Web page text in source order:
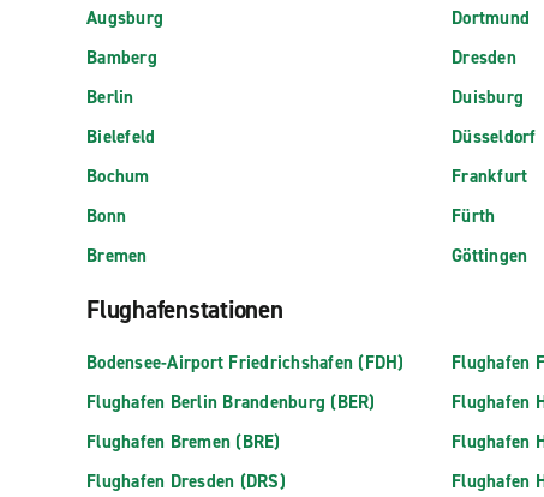
Augsburg
Bamberg
Berlin
Bielefeld
Bochum
Bonn
Bremen
Dortmund
Dresden
Duisburg
Düsseldorf
Frankfurt
Fürth
Göttingen
Flughafenstationen
Bodensee-Airport Friedrichshafen (FDH)
Flughafen Berlin Brandenburg (BER)
Flughafen Bremen (BRE)
Flughafen Dresden (DRS)
Flughafen
Flughafen
Flughafen
Flughafen